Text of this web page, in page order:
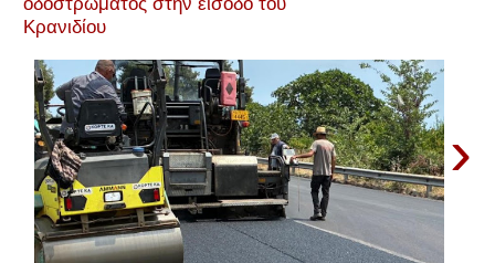
Κρανιδίου
›